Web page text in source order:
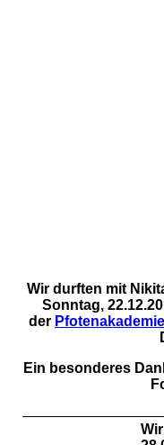
Wir durften mit
Sonntag,
der
Ein besonderes